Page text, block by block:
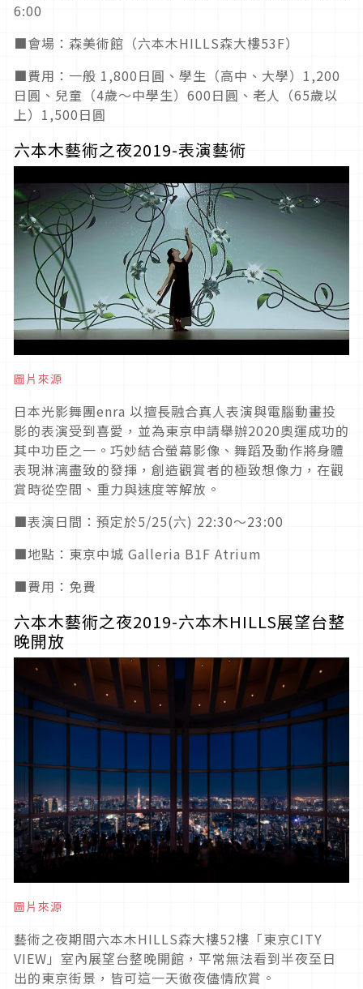
6:00
■會場：森美術館（六本木HILLS森大樓53F）
■費用：一般 1,800日圓、學生（高中、大學）1,200
日圓、兒童（4歲〜中學生）600日圓、老人（65歲以
上）1,500日圓
六本木藝術之夜2019-表演藝術
圖片來源
日本光影舞團enra 以擅長融合真人表演與電腦動畫投
影的表演受到喜愛，並為東京申請舉辦2020奧運成功的
其中功臣之一。巧妙結合螢幕影像、舞蹈及動作將身體
表現淋漓盡致的發揮，創造觀賞者的極致想像力，在觀
賞時從空間、重力與速度等解放。
■表演日間：預定於5/25(六) 22:30〜23:00
■地點：東京中城 Galleria B1F Atrium
■費用：免費
六本木藝術之夜2019-六本木HILLS展望台整
晚開放
圖片來源
藝術之夜期間六本木HILLS森大樓52樓「東京CITY
VIEW」室內展望台整晚開館，平常無法看到半夜至日
出的東京街景，皆可這一天徹夜儘情欣賞。